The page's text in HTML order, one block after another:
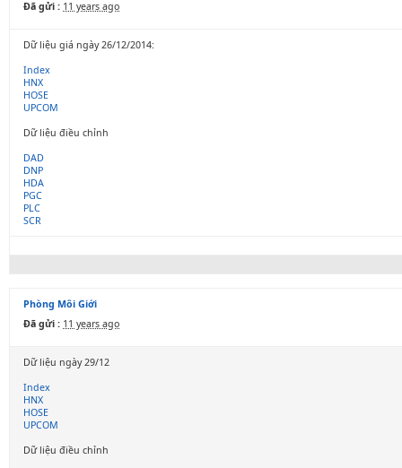
Đã gửi : 11 years ago
Dữ liệu giá ngày 26/12/2014:
Index
HNX
HOSE
UPCOM
Dữ liệu điều chỉnh
DAD
DNP
HDA
PGC
PLC
SCR
Phòng Môi Giới
Đã gửi : 11 years ago
Dữ liệu ngày 29/12
Index
HNX
HOSE
UPCOM
Dữ liệu điều chỉnh